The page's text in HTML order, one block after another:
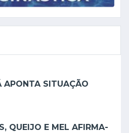
APONTA SITUAÇÃO
QUEIJO E MEL AFIRMA-